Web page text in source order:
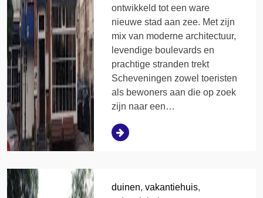
ontwikkeld tot een ware
nieuwe stad aan zee. Met zijn
mix van moderne architectuur,
levendige boulevards en
prachtige stranden trekt
Scheveningen zowel toeristen
als bewoners aan die op zoek
zijn naar een…
duinen,vakantiehuis,